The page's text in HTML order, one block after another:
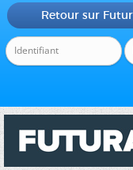
Retour sur